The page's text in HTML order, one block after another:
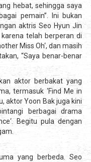
hebat, sehingga saya
pemain”. Ini bukan
aktris Seo Hyun Jin
karena telah berperan di
Miss Oh‘, dan masih
“Saya benar-benar
aktor berbakat yang
termasuk ‘Find Me in
aktor Yoon Bak juga kini
berbagai drama
Begitu pula dengan
yang berbeda. Seo